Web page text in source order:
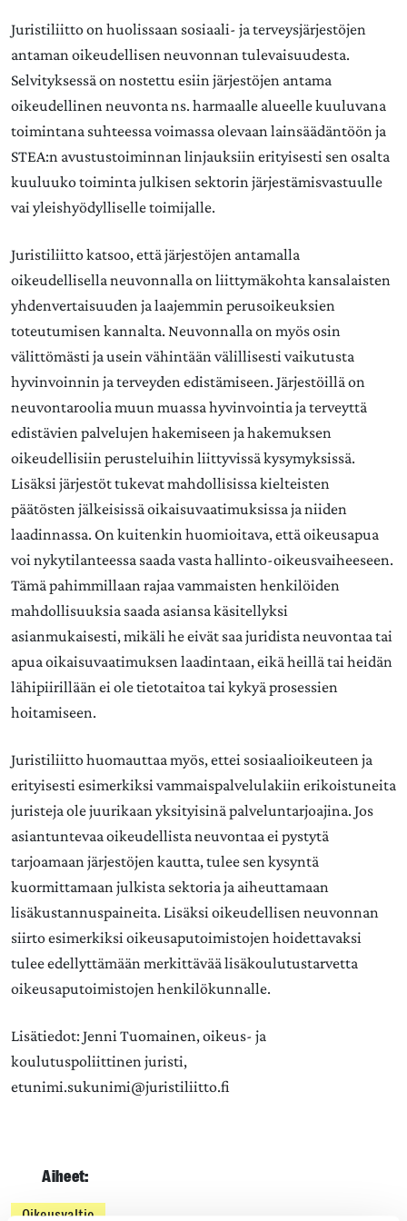
Juristiliitto on huolissaan sosiaali- ja terveysjärjestöjen
antaman oikeudellisen neuvonnan tulevaisuudesta.
Selvityksessä on nostettu esiin järjestöjen antama
oikeudellinen neuvonta ns. harmaalle alueelle kuuluvana
toimintana suhteessa voimassa olevaan lainsäädäntöön ja
STEA:n avustustoiminnan linjauksiin erityisesti sen osalta
kuuluuko toiminta julkisen sektorin järjestämisvastuulle
vai yleishyödylliselle toimijalle.
Juristiliitto katsoo, että järjestöjen antamalla
oikeudellisella neuvonnalla on liittymäkohta kansalaisten
yhdenvertaisuuden ja laajemmin perusoikeuksien
toteutumisen kannalta. Neuvonnalla on myös osin
välittömästi ja usein vähintään välillisesti vaikutusta
hyvinvoinnin ja terveyden edistämiseen. Järjestöillä on
neuvontaroolia muun muassa hyvinvointia ja terveyttä
edistävien palvelujen hakemiseen ja hakemuksen
oikeudellisiin perusteluihin liittyvissä kysymyksissä.
Lisäksi järjestöt tukevat mahdollisissa kielteisten
päätösten jälkeisissä oikaisuvaatimuksissa ja niiden
laadinnassa. On kuitenkin huomioitava, että oikeusapua
voi nykytilanteessa saada vasta hallinto-oikeusvaiheeseen.
Tämä pahimmillaan rajaa vammaisten henkilöiden
mahdollisuuksia saada asiansa käsitellyksi
asianmukaisesti, mikäli he eivät saa juridista neuvontaa tai
apua oikaisuvaatimuksen laadintaan, eikä heillä tai heidän
lähipiirillään ei ole tietotaitoa tai kykyä prosessien
hoitamiseen.
Juristiliitto huomauttaa myös, ettei sosiaalioikeuteen ja
erityisesti esimerkiksi vammaispalvelulakiin erikoistuneita
juristeja ole juurikaan yksityisinä palveluntarjoajina. Jos
asiantuntevaa oikeudellista neuvontaa ei pystytä
tarjoamaan järjestöjen kautta, tulee sen kysyntä
kuormittamaan julkista sektoria ja aiheuttamaan
lisäkustannuspaineita. Lisäksi oikeudellisen neuvonnan
siirto esimerkiksi oikeusaputoimistojen hoidettavaksi
tulee edellyttämään merkittävää lisäkoulutustarvetta
oikeusaputoimistojen henkilökunnalle.
Lisätiedot: Jenni Tuomainen, oikeus- ja
koulutuspoliittinen juristi,
etunimi.sukunimi@juristiliitto.fi
Aiheet:
Oikeusvaltio